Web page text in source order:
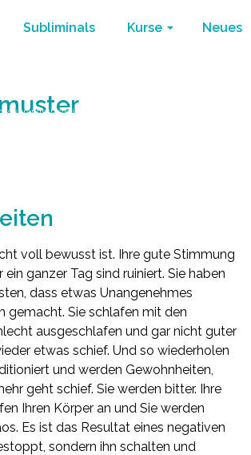
Subliminals Kurse Neues
/ verändern sie ihr leben
voll bewusst ist. Ihre gute Stimmung
ganzer Tag sind ruiniert. Sie haben
dass etwas Unangenehmes
gemacht. Sie schlafen mit den
ausgeschlafen und gar nicht guter
etwas schief. Und so wiederholen
und werden Gewohnheiten,
geht schief. Sie werden bitter. Ihre
Ihren Körper an und Sie werden
Es ist das Resultat eines negativen
sondern ihn schalten und